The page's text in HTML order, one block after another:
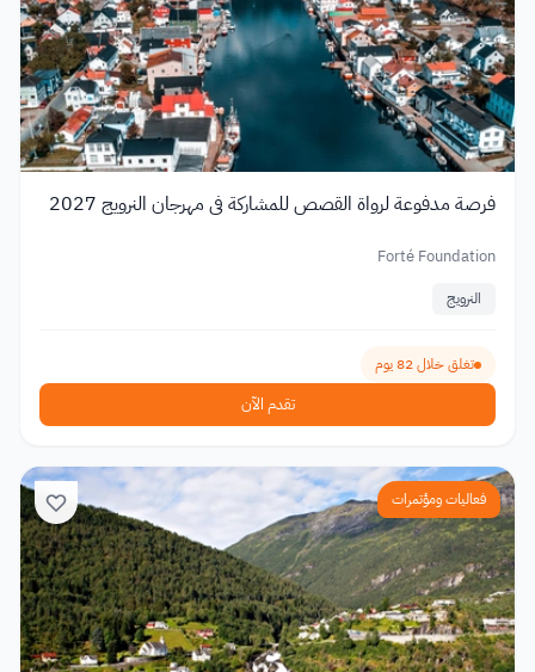
فرصة مدفوعة لرواة القصص للمشاركة في مهرجان النرويج 2027
Forté Foundation
النرويج
تغلق خلال 82 يوم
تقدم الآن
فعاليات ومؤتمرات